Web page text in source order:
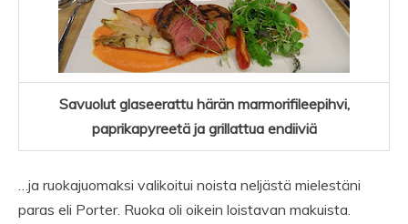
Savuolut glaseerattu härän marmorifileepihvi,
paprikapyreetä ja grillattua endiiviä
…ja ruokajuomaksi valikoitui noista neljästä mielestäni
paras eli Porter. Ruoka oli oikein loistavan makuista.